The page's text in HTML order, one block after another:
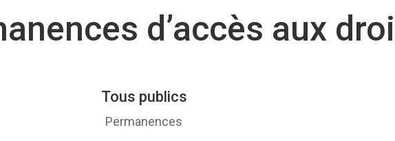
d’accès aux
Tous publics
Permanences